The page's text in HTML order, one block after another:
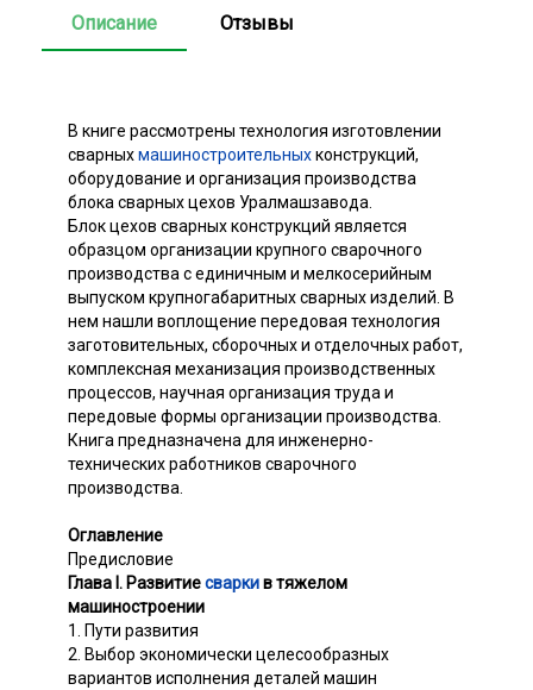
Описание Отзывы
В книге рассмотрены технология изготовлении
сварныхмашиностроительныхконструкций,
оборудование и организация производства
блока сварных цехов Уралмашзавода.
Блок цехов сварных конструкций является
образцом организации крупного сварочного
производства с единичным и мелкосерийным
выпуском крупногабаритных сварных изделий. В
нем нашли воплощение передовая технология
заготовительных, сборочных и отделочных работ,
комплексная механизация производственных
процессов, научная организация труда и
передовые формы организации производства.
Книга предназначена для инженерно-
технических работников сварочного
производства.
Оглавление
Предисловие
Глава I. Развитиесваркив тяжелом
машиностроении
1. Пути развития
2. Выбор экономически целесообразных
вариантов исполнения деталей машин